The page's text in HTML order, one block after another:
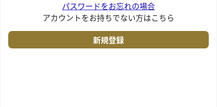
パスワードをお忘れの場合
アカウントをお持ちでない方はこちら
新規登録